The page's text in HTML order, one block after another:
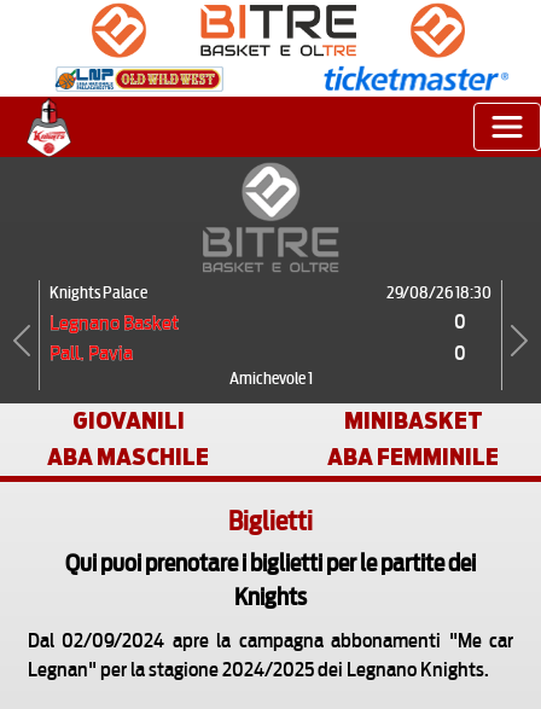
Knights Palace 29/08/26 18:30
Legnano Basket
0
Pall. Pavia
0
Amichevole 1
Previous Next
GIOVANILI
MINIBASKET
ABA MASCHILE
ABA FEMMINILE
Biglietti
Qui puoi prenotare i biglietti per le partite dei
Knights
Dal 02/09/2024 apre la campagna abbonamenti "Me car
Legnan" per la stagione 2024/2025 dei Legnano Knights.